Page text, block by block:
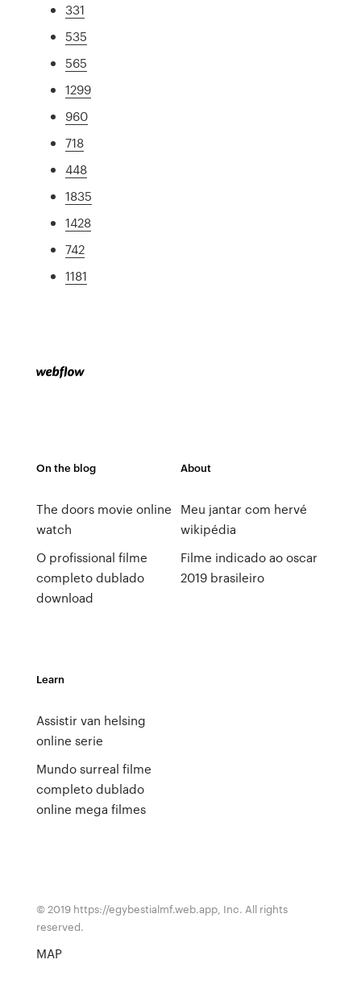
331
535
565
1299
960
718
448
1835
1428
742
1181
On the blog
The doors movie online
watch
O profissional filme
completo dublado
download
About
Meu jantar com hervé
wikipédia
Filme indicado ao oscar
2019 brasileiro
Learn
Assistir van helsing
online serie
Mundo surreal filme
completo dublado
online mega filmes
© 2019 https://egybestialmf.web.app, Inc. All rights
reserved.
MAP